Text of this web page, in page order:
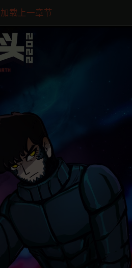
载上一章节